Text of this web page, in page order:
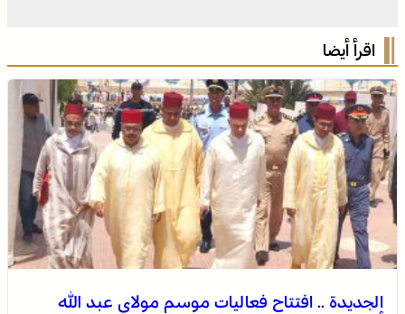
اقرأ أيضا
الجديدة .. افتتاح فعاليات موسم مولاي عبد الله